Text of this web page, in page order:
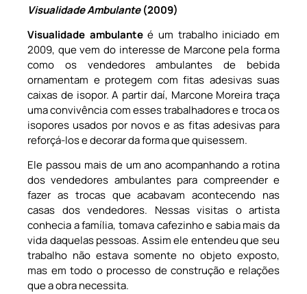
Visualidade Ambulante(2009)
Visualidade ambulanteé um trabalho iniciado em
2009, que vem do interesse de Marcone pela forma
como os vendedores ambulantes de bebida
ornamentam e protegem com fitas adesivas suas
caixas de isopor. A partir daí, Marcone Moreira traça
uma convivência com esses trabalhadores e troca os
isopores usados por novos e as fitas adesivas para
reforçá-los e decorar da forma que quisessem.
Ele passou mais de um ano acompanhando a rotina
dos vendedores ambulantes para compreender e
fazer as trocas que acabavam acontecendo nas
casas dos vendedores. Nessas visitas o artista
conhecia a família, tomava cafezinho e sabia mais da
vida daquelas pessoas. Assim ele entendeu que seu
trabalho não estava somente no objeto exposto,
mas em todo o processo de construção e relações
que a obra necessita.